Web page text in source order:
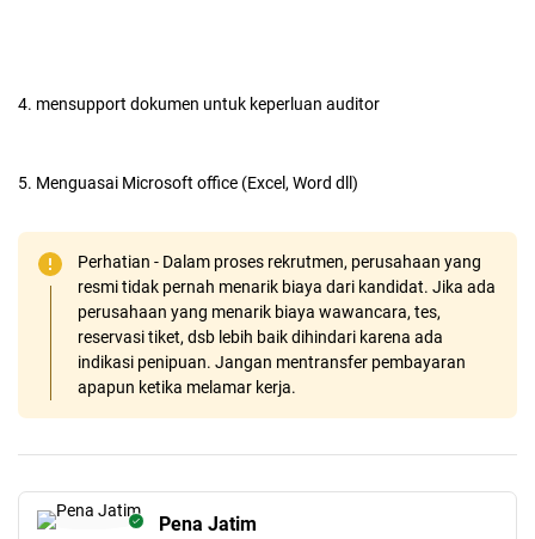
4. mensupport dokumen untuk keperluan auditor
5. Menguasai Microsoft office (Excel, Word dll)
Perhatian - Dalam proses rekrutmen, perusahaan yang
resmi tidak pernah menarik biaya dari kandidat. Jika ada
perusahaan yang menarik biaya wawancara, tes,
reservasi tiket, dsb lebih baik dihindari karena ada
indikasi penipuan. Jangan mentransfer pembayaran
apapun ketika melamar kerja.
Pena Jatim